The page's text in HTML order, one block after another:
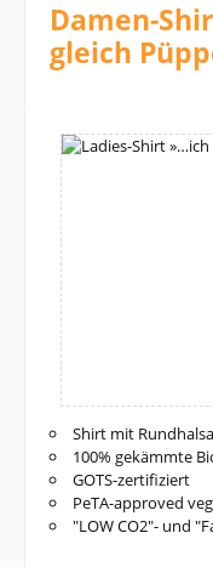
Damen-
gleich
Bildergalerie
Shirt mit
100% gekämmte
GOTS-zertifiziert
PeTA-approved
"LOW CO2"- und